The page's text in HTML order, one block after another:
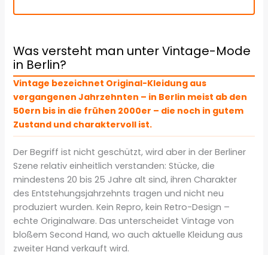
Was versteht man unter Vintage-Mode
in Berlin?
Vintage bezeichnet Original-Kleidung aus
vergangenen Jahrzehnten – in Berlin meist ab den
50ern bis in die frühen 2000er – die noch in gutem
Zustand und charaktervoll ist.
Der Begriff ist nicht geschützt, wird aber in der Berliner
Szene relativ einheitlich verstanden: Stücke, die
mindestens 20 bis 25 Jahre alt sind, ihren Charakter
des Entstehungsjahrzehnts tragen und nicht neu
produziert wurden. Kein Repro, kein Retro-Design –
echte Originalware. Das unterscheidet Vintage von
bloßem Second Hand, wo auch aktuelle Kleidung aus
zweiter Hand verkauft wird.